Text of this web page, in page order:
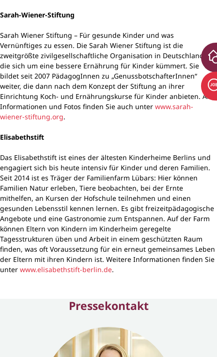
Sarah-Wiener-Stiftung
Sarah Wiener Stiftung – Für gesunde Kinder und was
Vernünftiges zu essen. Die Sarah Wiener Stiftung ist die
zweitgrößte zivilgesellschaftliche Organisation in Deutschland,
die sich um eine bessere Ernährung für Kinder kümmert. Sie
bildet seit 2007 PädagogInnen zu „GenussbotschafterInnen“
weiter, die dann nach dem Konzept der Stiftung an ihrer
Einrichtung Koch- und Ernährungskurse für Kinder anbieten. Alle
Informationen und Fotos finden Sie auch unter www.sarah-
wiener-stiftung.org.
Elisabethstift
Das Elisabethstift ist eines der ältesten Kinderheime Berlins und
engagiert sich bis heute intensiv für Kinder und deren Familien.
Seit 2014 ist es Träger der Familienfarm Lübars: Hier können
Familien Natur erleben, Tiere beobachten, bei der Ernte
mithelfen, an Kursen der Hofschule teilnehmen und einen
gesunden Lebensstil kennen lernen. Es gibt freizeitpädagogische
Angebote und eine Gastronomie zum Entspannen. Auf der Farm
können Eltern von Kindern im Kinderheim geregelte
Tagesstrukturen üben und Arbeit in einem geschützten Raum
finden, was oft Voraussetzung für ein erneut gemeinsames Leben
der Eltern mit ihren Kindern ist. Weitere Informationen finden Sie
unter www.elisabethstift-berlin.de.
Pressekontakt